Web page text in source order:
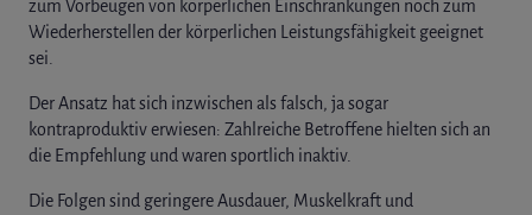
zum Vorbeugen von körperlichen Einschränkungen noch zum
Wiederherstellen der körperlichen Leistungsfähigkeit geeignet
sei.
Der Ansatz hat sich inzwischen als falsch, ja sogar
kontraproduktiv erwiesen: Zahlreiche Betroffene hielten sich an
die Empfehlung und waren sportlich inaktiv.
Die Folgen sind geringere Ausdauer, Muskelkraft und